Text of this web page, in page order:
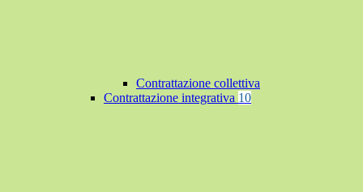
Contrattazione collettiva
Contrattazione integrativa 10